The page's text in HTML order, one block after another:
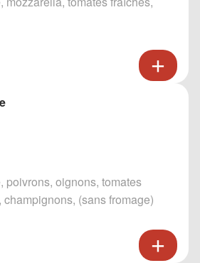
poivrons, oignons, tomates
(sans fromage)